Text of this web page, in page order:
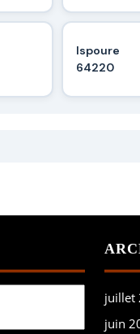
Ispoure
64220
juillet
juin